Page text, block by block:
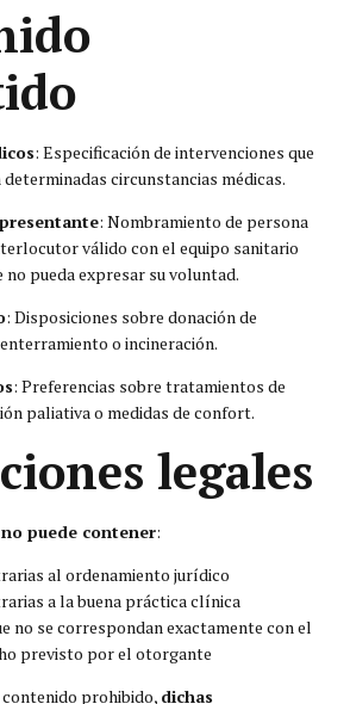
: Especificación de intervenciones que
circunstancias médicas.
: Nombramiento de persona
válido con el equipo sanitario
pueda expresar su voluntad.
: Disposiciones sobre donación de
o incineración.
: Preferencias sobre tratamientos de
paliativa o medidas de confort.
legales
no puede contener:
al ordenamiento jurídico
a la buena práctica clínica
no se correspondan exactamente con el
previsto por el otorgante
prohibido, dichas